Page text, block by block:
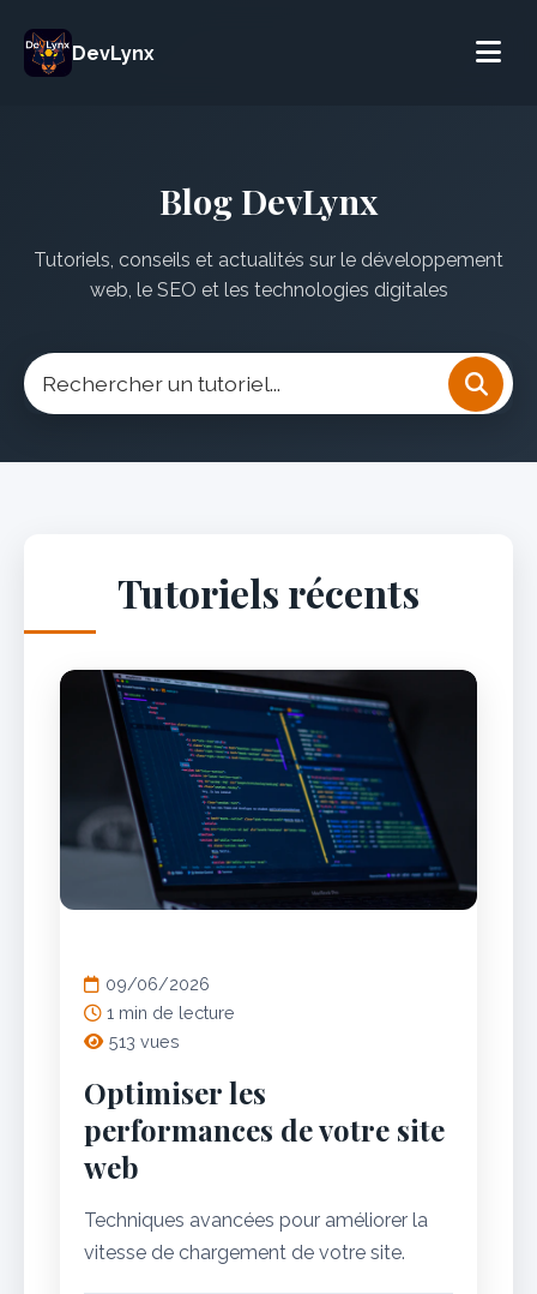
DevLynx
Blog DevLynx
Tutoriels, conseils et actualités sur le développement
web, le SEO et les technologies digitales
Tutoriels récents
09/06/2026
1 min de lecture
513 vues
Optimiser les
performances de votre site
web
Techniques avancées pour améliorer la
vitesse de chargement de votre site.